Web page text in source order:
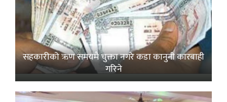
सहकारीको ऋण समयमै चुक्ता नगरे कडा कानुनी कारबाही
गरिने